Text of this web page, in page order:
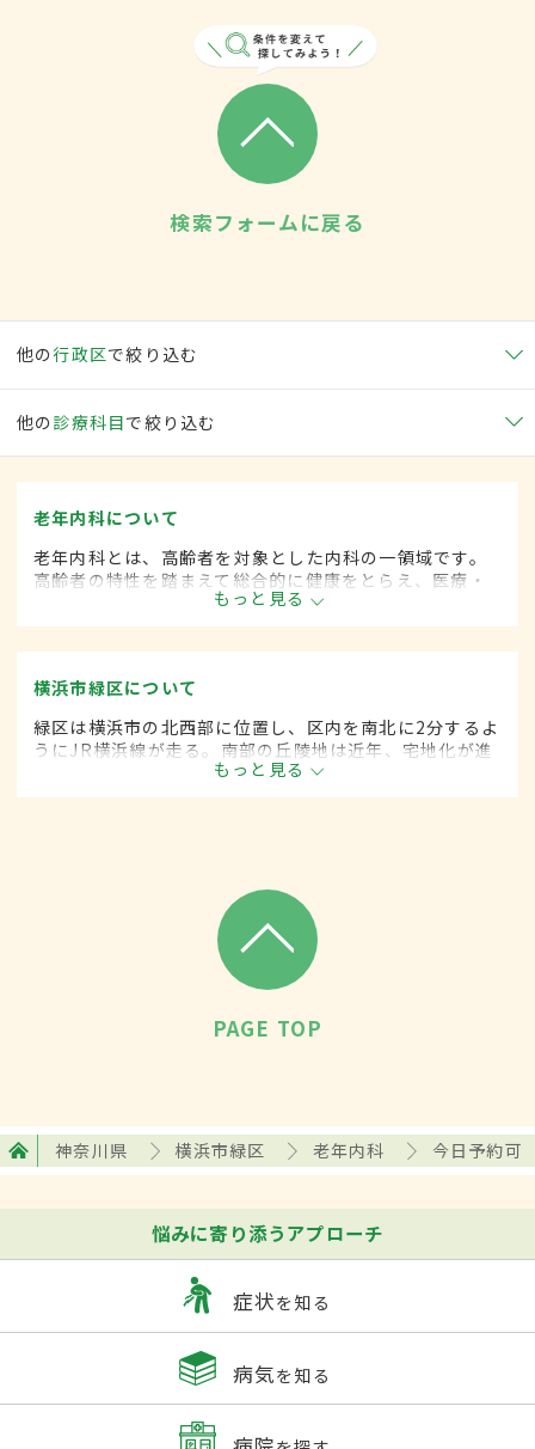
検索フォームに戻る
他の行政区で絞り込む
他の 診療科目で絞り込む
老年内科について
老年内科とは、高齢者を対象とした内科の一領域です。
高齢者の特性を踏まえて総合的に健康をとらえ、医療・
保健・福祉を統合した対応を行います。
もっと見る
横浜市緑区について
緑区は横浜市の北西部に位置し、区内を南北に2分するよ
うにJR横浜線が走る。南部の丘陵地は近年、宅地化が進
むなか新興住宅地も多く、18万人、7万4000世帯が暮ら
す。開発が進みつつも緑の多い暮らしやすい地域だ。
もっと見る
PAGE TOP
神奈川県 横浜市緑区 老年内科 今日予約可
悩みに寄り添うアプローチ
症状を知る
病気を知る